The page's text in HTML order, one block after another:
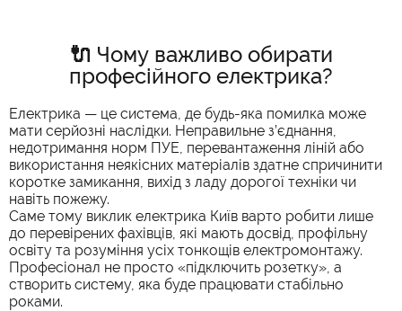
🔌 Чому важливо обирати
професійного електрика?
Електрика — це система, де будь-яка помилка може
мати серйозні наслідки. Неправильне з’єднання,
недотримання норм ПУЕ, перевантаження ліній або
використання неякісних матеріалів здатне спричинити
коротке замикання, вихід з ладу дорогої техніки чи
навіть пожежу.
Саме тому виклик електрика Київ варто робити лише
до перевірених фахівців, які мають досвід, профільну
освіту та розуміння усіх тонкощів електромонтажу.
Професіонал не просто «підключить розетку», а
створить систему, яка буде працювати стабільно
роками.